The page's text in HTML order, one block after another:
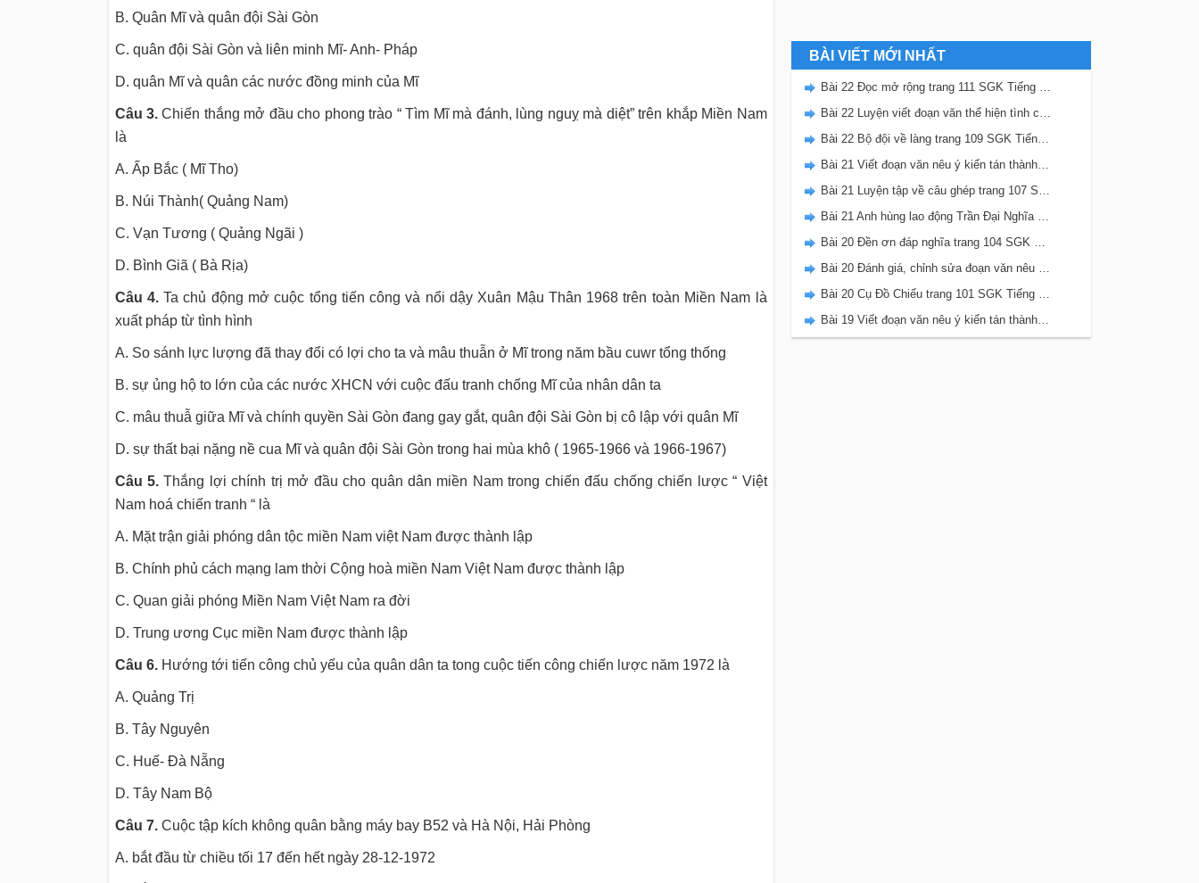
B. Quân Mĩ và quân đội Sài Gòn
C. quân đội Sài Gòn và liên minh Mĩ- Anh- Pháp
D. quân Mĩ và quân các nước đồng minh của Mĩ
Câu 3.Chiến thắng mở đầu cho phong trào “ Tìm Mĩ mà đánh, lùng nguỵ mà diệt” trên khắp Miền Nam
là
A. Ấp Bắc ( Mĩ Tho)
B. Núi Thành( Quảng Nam)
C. Vạn Tương ( Quảng Ngãi )
D. Bình Giã ( Bà Rịa)
Câu 4.Ta chủ động mở cuộc tổng tiến công và nổi dậy Xuân Mậu Thân 1968 trên toàn Miền Nam là
xuất pháp từ tình hình
A. So sánh lực lượng đã thay đổi có lợi cho ta và mâu thuẫn ở Mĩ trong năm bầu cuwr tổng thống
B. sự ủng hộ to lớn của các nước XHCN với cuộc đấu tranh chống Mĩ của nhân dân ta
C. mâu thuẫ giữa Mĩ và chính quyền Sài Gòn đang gay gắt, quân đội Sài Gòn bị cô lập với quân Mĩ
D. sự thất bại nặng nề cua Mĩ và quân đội Sài Gòn trong hai mùa khô ( 1965-1966 và 1966-1967)
Câu 5.Thắng lợi chính trị mở đầu cho quân dân miền Nam trong chiến đấu chống chiến lược “ Việt
Nam hoá chiến tranh “ là
A. Mặt trận giải phóng dân tộc miền Nam việt Nam được thành lập
B. Chính phủ cách mạng lam thời Cộng hoà miền Nam Việt Nam được thành lập
C. Quan giải phóng Miền Nam Việt Nam ra đời
D. Trung ương Cục miền Nam được thành lập
Câu 6.Hướng tới tiến công chủ yếu của quân dân ta tong cuộc tiến công chiến lược năm 1972 là
A. Quảng Trị
B. Tây Nguyên
C. Huế- Đà Nẵng
D. Tây Nam Bộ
Câu 7.Cuộc tập kích không quân bằng máy bay B52 và Hà Nội, Hải Phòng
A. bắt đầu từ chiều tối 17 đến hết ngày 28-12-1972
BÀI VIẾT MỚI NHẤT
Bài 22 Đọc mở rộng trang 111 SGK Tiếng Việt 5 Kết nối tri thức tập 2
Bài 22 Luyện viết đoạn văn thể hiện tình cảm, cảm xúc về một sự việc trang 111 SGK Tiếng Việt 5 Kết nối tri thức tập 2
Bài 22 Bộ đội về làng trang 109 SGK Tiếng Việt 5 Kết nối tri thức tập 2
Bài 21 Viết đoạn văn nêu ý kiến tán thành một sự việc, hiện tượng (Bài viết số 2) trang 108 SGK Tiếng Việt 5 Kết nối tri thức tập 2
Bài 21 Luyện tập về câu ghép trang 107 SGK Tiếng Việt 5 Kết nối tri thức tập 2
Bài 21 Anh hùng lao động Trần Đại Nghĩa trang 106 SGK Tiếng Việt 5 Kết nối tri thức tập 2
Bài 20 Đền ơn đáp nghĩa trang 104 SGK Tiếng Việt 5 Kết nối tri thức tập 2
Bài 20 Đánh giá, chỉnh sửa đoạn văn nêu ý kiến tán thành một sự vật, hiện tượng trang 103 SGK Tiếng Việt 5 Kết nối tri thức tập 2
Bài 20 Cụ Đồ Chiểu trang 101 SGK Tiếng Việt 5 Kết nối tri thức tập 2
Bài 19 Viết đoạn văn nêu ý kiến tán thành một sự việc, hiện tượng (Bài viết số 1) trang 100 SGK Tiếng Việt 5 Kết nối tri thức tập 2